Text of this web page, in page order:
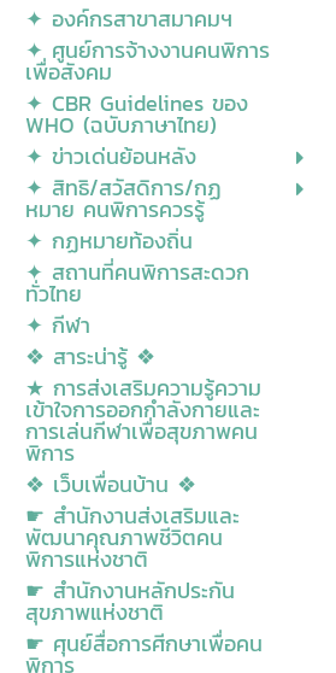
✦ องค์กรสาขาสมาคมฯ
✦ ศูนย์การจ้างงานคนพิการ
เพื่อสังคม
✦ CBR Guidelines ของ
WHO (ฉบับภาษาไทย)
✦ ข่าวเด่นย้อนหลัง
✦ สิทธิ/สวัสดิการ/กฏ
หมาย คนพิการควรรู้
✦ กฏหมายท้องถิ่น
✦ สถานที่คนพิการสะดวก
ทั่วไทย
✦ กีฬา
❖ สาระน่ารู้ ❖
★ การส่งเสริมความรู้ความ
เข้าใจการออกกำลังกายและ
การเล่นกีฬาเพื่อสุขภาพคน
พิการ
❖ เว็บเพื่อนบ้าน ❖
☛ สำนักงานส่งเสริมและ
พัฒนาคุณภาพชีวิตคน
พิการแห่งชาติ
☛ สำนักงานหลักประกัน
สุขภาพแห่งชาติ
☛ ศุนย์สื่อการศีกษาเพื่อคน
พิการ